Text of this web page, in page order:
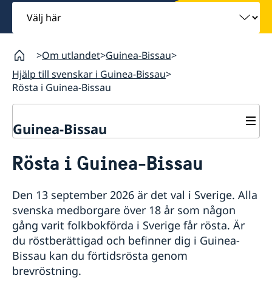
Välj
här
Om utlandet Guinea-Bissau
Hjälp till svenskar i Guinea-Bissau
Rösta i Guinea-Bissau
Guinea-Bissau
Hjälp till svenskar i Guinea-Bissau
Akut hjälp
Larmcentraler
Pass utomlands
Provisoriskt pass
Förnyelse av pass
Förlust av pass
Andra konsulära tjänster
Reseinformation
Ambassadens reseinformation
Rösta i Guinea-Bissau
Den 13 september 2026 är det val i Sverige. Alla
svenska medborgare över 18 år som någon
gång varit folkbokförda i Sverige får rösta. Är
du röstberättigad och befinner dig i Guinea-
Bissau kan du förtidsrösta genom
brevröstning.